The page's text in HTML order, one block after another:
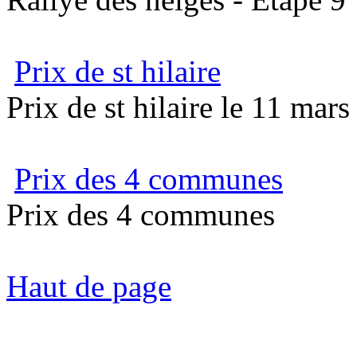
Prix de st hilaire
Prix de st hilaire le 11
Prix des 4 communes
Prix des 4 communes
Haut de page